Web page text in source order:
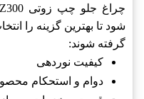
شود تا بهترین گزینه را
گرفته شوند:
کیفیت نوردهی
دوام و استحکام